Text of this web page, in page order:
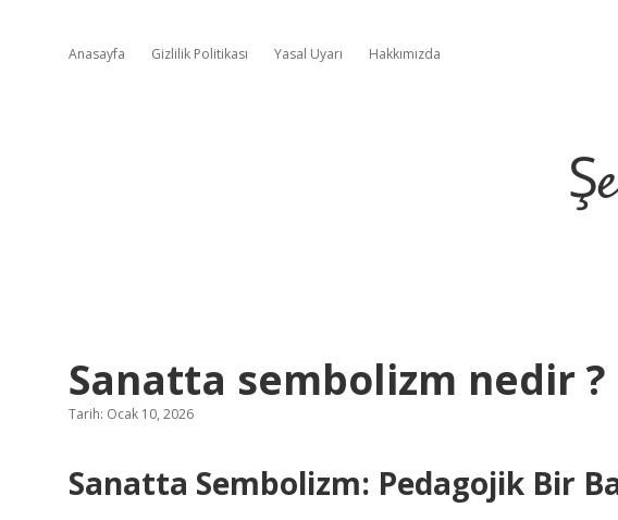
Anasayfa Gizlilik Politikası Yasal Uyarı Hakkımızda
Sanatta sembolizm nedir ?
Tarih: Ocak 10, 2026
Sanatta Sembolizm: Pedagojik Bir